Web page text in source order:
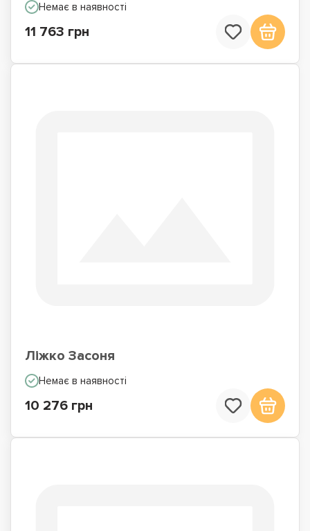
Немає в наявності
11 763 грн
Ліжко Засоня
Немає в наявності
10 276 грн